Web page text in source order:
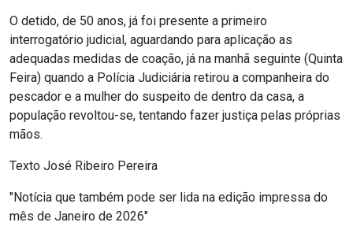
O detido, de 50 anos, já foi presente a primeiro
interrogatório judicial, aguardando para aplicação as
adequadas medidas de coação, já na manhã seguinte (Quinta
Feira) quando a Polícia Judiciária retirou a companheira do
pescador e a mulher do suspeito de dentro da casa, a
população revoltou-se, tentando fazer justiça pelas próprias
mãos.
Texto José Ribeiro Pereira
"Notícia que também pode ser lida na edição impressa do
mês de Janeiro de 2026"